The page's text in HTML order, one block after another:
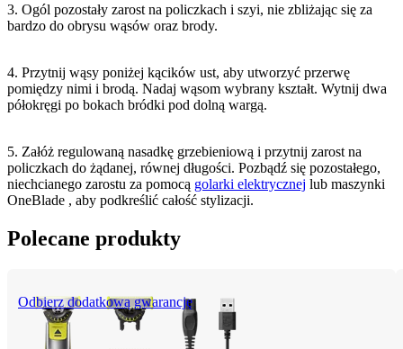
3. Ogól pozostały zarost na policzkach i szyi, nie zbliżając się za
bardzo do obrysu wąsów oraz brody.
4. Przytnij wąsy poniżej kącików ust, aby utworzyć przerwę
pomiędzy nimi i brodą. Nadaj wąsom wybrany kształt. Wytnij dwa
półokręgi po bokach bródki pod dolną wargą.
5. Załóż regulowaną nasadkę grzebieniową i przytnij zarost na
policzkach do żądanej, równej długości. Pozbądź się pozostałego,
niechcianego zarostu za pomocą golarki elektrycznej lub maszynki
OneBlade , aby podkreślić całość stylizacji.
Polecane produkty
Odbierz dodatkową gwarancję